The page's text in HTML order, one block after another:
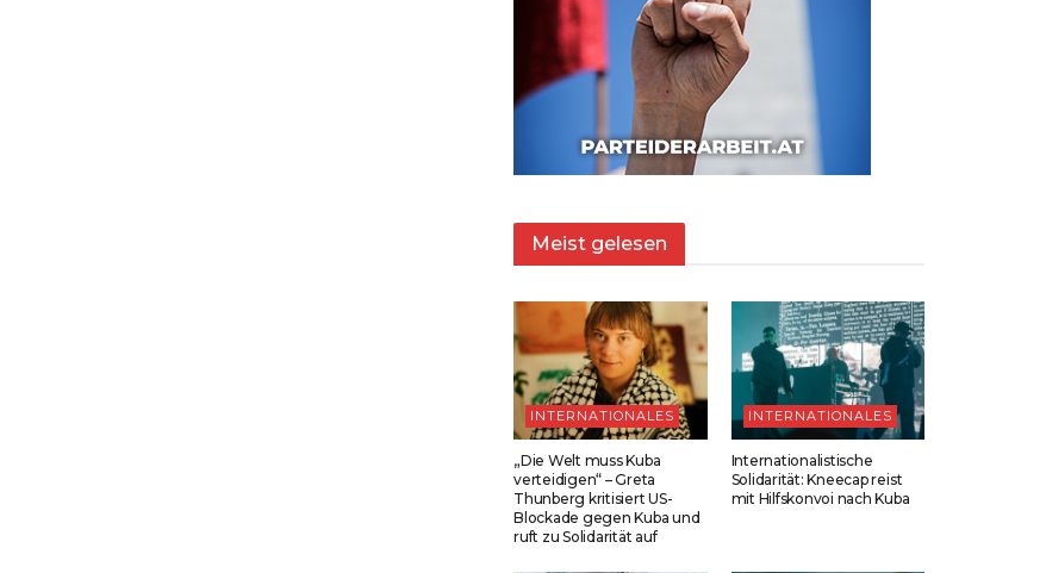
Meist gelesen
INTERNATIONALES
„Die Welt muss Kuba
verteidigen“ – Greta
Thunberg kritisiert US-
Blockade gegen Kuba und
ruft zu Solidarität auf
INTERNATIONALES
Internationalistische
Solidarität: Kneecap reist
mit Hilfskonvoi nach Kuba